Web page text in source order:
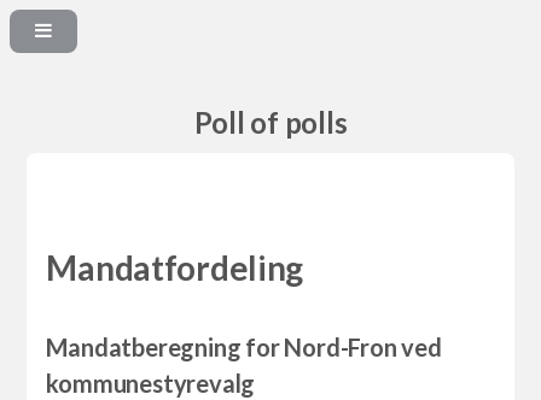
Poll of polls
Mandatfordeling
Mandatberegning for Nord-Fron ved
kommunestyrevalg